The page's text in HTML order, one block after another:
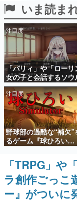
ピック
電ファミのいま読
アプリセール情報
インタビュー
連載・特
殿堂
SNS拡
ど。多
事をま
ゲー
名作ゲ
聞きし
きます。
いま読ま
注目度
「パリィ」や「ローリ
女の子と会話するソウ
恋愛ゲーム『小早川さ
ルライク』無料公開。
敗すると「YOU DIED
注目度
野球部の過酷な“補欠”
るゲーム『球ひろい
Simulator』が「1件
シュリストをもとにチ
対応しSNSで話題に
ダム・カム』開発元や
プロ野球選手から称賛
「TRPG」や
ラ創作ごっこ
ー』がついに